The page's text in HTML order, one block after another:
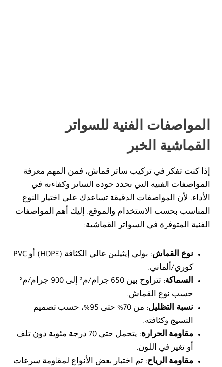
المواصفات الفنية للسواتر
القماشية الخبر
إذا كنت تفكر في تركيب ساتر قماش، فمن المهم معرفة
المواصفات الفنية التي تحدد جودة الساتر وكفاءته في
الأداء. لأن المواصفات الدقيقة تساعدك على اختيار النوع
المناسب بحسب الاستخدام والموقع. إليك أهم المواصفات
الفنية المتوفرة في السواتر القماشية:
نوع القماش
: بولي إيثيلين عالي الكثافة (HDPE) أو PVC
كوري/ألماني.
السماكة
: تتراوح بين 650 جرام/م² إلى 900 جرام/م²
حسب نوع القماش.
نسبة التظليل
: من 70% حتى 95%، حسب تصميم
النسيج وكثافته.
مقاومة الحرارة
: يتحمل حتى 70 درجة مئوية دون تلف
أو تغير في اللون.
مقاومة الرياح: تم اختبار بعض الأنواع لمقاومة سرعات